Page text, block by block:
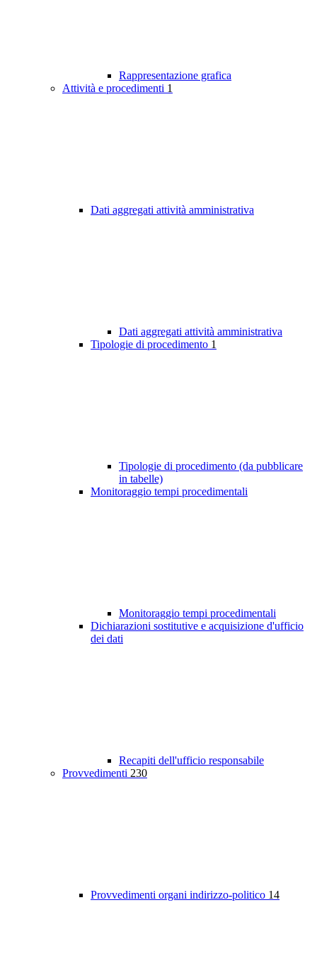
Rappresentazione grafica
Attività e procedimenti 1
Dati aggregati attività amministrativa
Dati aggregati attività amministrativa
Tipologie di procedimento 1
Tipologie di procedimento (da pubblicare
in tabelle)
Monitoraggio tempi procedimentali
Monitoraggio tempi procedimentali
Dichiarazioni sostitutive e acquisizione d'ufficio
dei dati
Recapiti dell'ufficio responsabile
Provvedimenti 230
Provvedimenti organi indirizzo-politico 14